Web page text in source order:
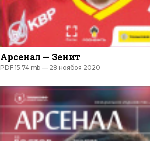
Арсенал — Зенит
PDF 15.74 mb — 28 ноября 2020